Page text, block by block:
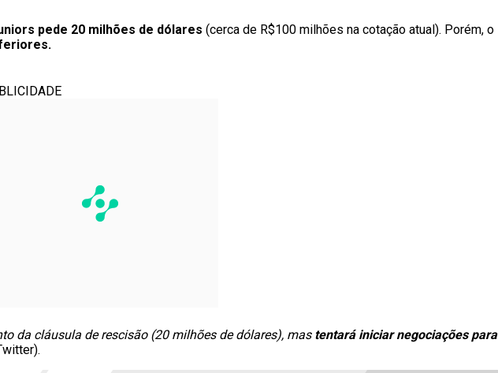
pede 20 milhões de dólares (cerca de R$100 milhões na cotação atual). Porém, o
da cláusula de rescisão (20 milhões de dólares), mas tentará iniciar negociações para